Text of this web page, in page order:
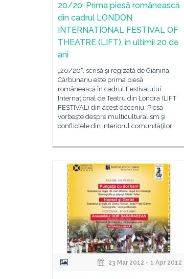
20/20: Prima piesă românească
din cadrul LONDON
INTERNATIONAL FESTIVAL OF
THEATRE (LIFT), în ultimii 20 de
ani
„20/20“, scrisă şi regizată de Gianina
Cărbunariu este prima piesă
românească în cadrul Festivalului
Internaţional de Teatru din Londra (LIFT
FESTIVAL) din acest deceniu. Piesa
vorbeşte despre multiculturalism şi
conflictele din interiorul comunităţilor
23 Mar 2012 - 1 Apr 2012